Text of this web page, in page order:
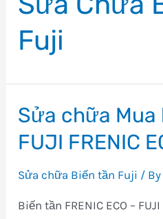
Fuji
Sửa chữa Mua
FUJI FRENIC
Sửa chữa Biến tần Fuji / By
Biến tần FRENIC ECO –